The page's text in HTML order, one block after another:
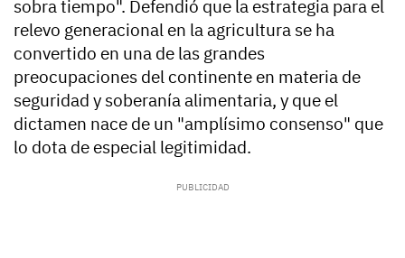
sobra tiempo". Defendió que la estrategia para el
relevo generacional en la agricultura se ha
convertido en una de las grandes
preocupaciones del continente en materia de
seguridad y soberanía alimentaria, y que el
dictamen nace de un "amplísimo consenso" que
lo dota de especial legitimidad.